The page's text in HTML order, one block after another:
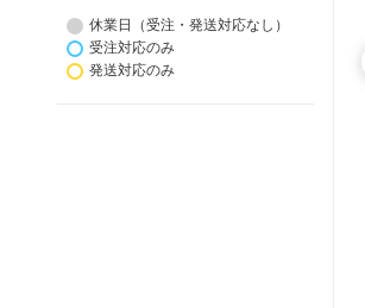
休業日（受注・発送対応なし）
受注対応のみ
発送対応のみ